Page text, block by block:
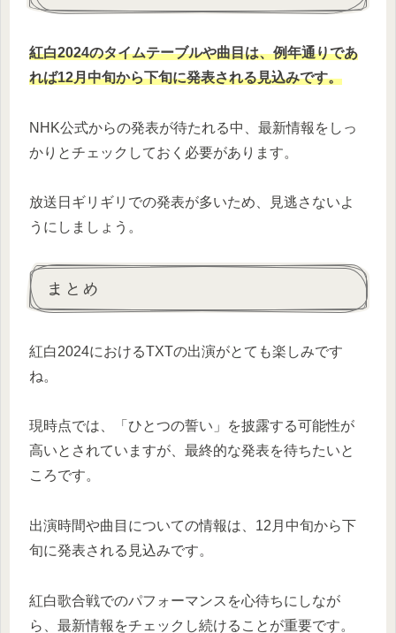
紅白2024のタイムテーブルや曲目は、例年通りであ
れば12月中旬から下旬に発表される見込みです。
NHK公式からの発表が待たれる中、最新情報をしっ
かりとチェックしておく必要があります。
放送日ギリギリでの発表が多いため、見逃さないよ
うにしましょう。
まとめ
紅白2024におけるTXTの出演がとても楽しみです
ね。
現時点では、「ひとつの誓い」を披露する可能性が
高いとされていますが、最終的な発表を待ちたいと
ころです。
出演時間や曲目についての情報は、12月中旬から下
旬に発表される見込みです。
紅白歌合戦でのパフォーマンスを心待ちにしなが
ら、最新情報をチェックし続けることが重要です。